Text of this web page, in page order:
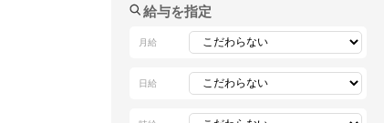
給与を指定
月給
日給